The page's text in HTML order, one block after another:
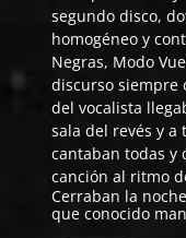
segundo disco,
homogéneo y
Negras, Modo
discurso siempre
del vocalista
sala del revés y a
cantaban todas y
canción al ritmo
Cerraban la
que conocido